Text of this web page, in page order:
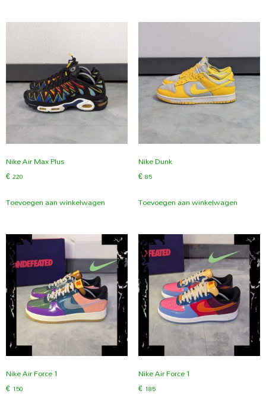
Nike Air Max Plus
€220
Toevoegen aan winkelwagen
Nike Dunk
€85
Toevoegen aan winkelwagen
Nike Air Force 1
€ 150
Nike Air Force 1
€185